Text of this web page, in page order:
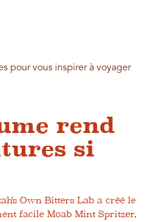
pour vous inspirer à voyager
rend
si
Own Bitters Lab a créé le
facile Moab Mint Spritzer,